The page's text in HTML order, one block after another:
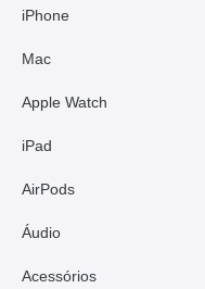
iPhone
Mac
Apple Watch
iPad
AirPods
Áudio
Acessórios